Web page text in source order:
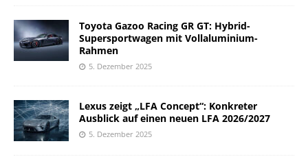
Toyota Gazoo Racing GR GT: Hybrid-
Supersportwagen mit Vollaluminium-
Rahmen
5. Dezember 2025
Lexus zeigt „LFA Concept“: Konkreter
Ausblick auf einen neuen LFA 2026/2027
5. Dezember 2025